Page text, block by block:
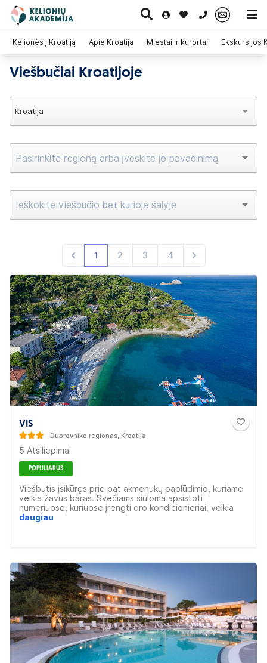
0 700 11007
minutė
kelionės
kelionės
Kelionės į Kroatiją Apie Kroatija Miestai ir kurortai Ekskursijos
Viešbučiai Kroatijoje
Kroatija
Atgal
1 2 3 4
Kitas
VIS
Dubrovniko regionas, Kroatija
5 Atsiliepimai
POPULIARUS
Viešbutis įsikūręs prie pat akmenukų paplūdimio, kuriame
veikia žavus baras. Svečiams siūloma apsistoti
numeriuose, kuriuose įrengti oro kondicionieriai, veikia
palydovinė televizija. Pavalgyti galėsite atviroje
daugiau